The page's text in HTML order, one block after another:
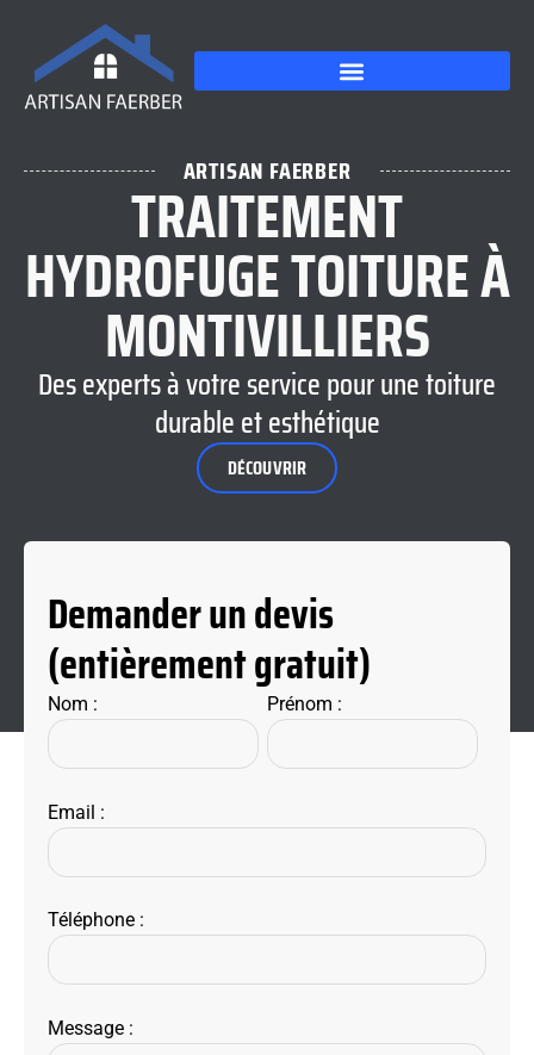
ARTISAN FAERBER
TRAITEMENT
HYDROFUGE TOITURE À
MONTIVILLIERS
Des experts à votre service pour une toiture
durable et esthétique
DÉCOUVRIR
Demander un devis
(entièrement gratuit)
Nom : Prénom :
Email :
Téléphone :
Message :